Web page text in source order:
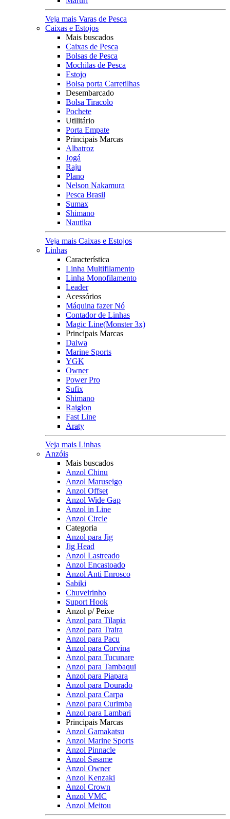
Veja mais Varas de Pesca
Caixas e Estojos
Mais buscados
Caixas de Pesca
Bolsas de Pesca
Mochilas de Pesca
Estojo
Bolsa porta Carretilhas
Desembarcado
Bolsa Tiracolo
Pochete
Utilitário
Porta Empate
Principais Marcas
Albatroz
Jogá
Raju
Plano
Nelson Nakamura
Pesca Brasil
Sumax
Shimano
Nautika
Veja mais Caixas e Estojos
Linhas
Característica
Linha Multifilamento
Linha Monofilamento
Leader
Acessórios
Máquina fazer Nó
Contador de Linhas
Magic Line(Monster 3x)
Principais Marcas
Daiwa
Marine Sports
YGK
Owner
Power Pro
Sufix
Shimano
Raiglon
Fast Line
Araty
Veja mais Linhas
Anzóis
Mais buscados
Anzol Chinu
Anzol Maruseigo
Anzol Offset
Anzol Wide Gap
Anzol in Line
Anzol Circle
Categoria
Anzol para Jig
Jig Head
Anzol Lastreado
Anzol Encastoado
Anzol Anti Enrosco
Sabiki
Chuveirinho
Suport Hook
Anzol p/ Peixe
Anzol para Tilapia
Anzol para Traira
Anzol para Pacu
Anzol para Corvina
Anzol para Tucunare
Anzol para Tambaqui
Anzol para Piapara
Anzol para Dourado
Anzol para Carpa
Anzol para Curimba
Anzol para Lambari
Principais Marcas
Anzol Gamakatsu
Anzol Marine Sports
Anzol Pinnacle
Anzol Sasame
Anzol Owner
Anzol Kenzaki
Anzol Crown
Anzol VMC
Anzol Meitou